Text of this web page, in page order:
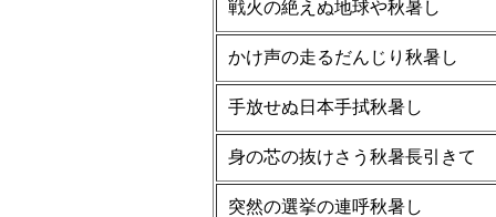
戦火の絶えぬ地球や秋暑し
かけ声の走るだんじり秋暑し
手放せぬ日本手拭秋暑し
身の芯の抜けさう秋暑長引きて
突然の選挙の連呼秋暑し